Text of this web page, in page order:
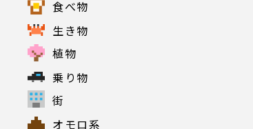
食べ物
生き物
植物
乗り物
街
オモロ系